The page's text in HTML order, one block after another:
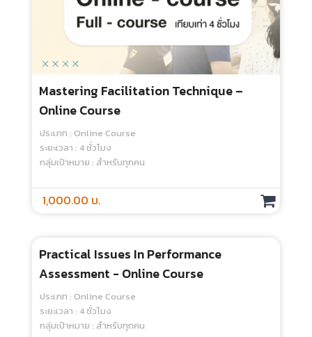
Facilitating Student Learning And
Engagement In Higher Education
Through Assessment Rubrics
ประเภท : Online Course
ระยะเวลา : 3 ชั่วโมง
1,000.00 บ.
NEW